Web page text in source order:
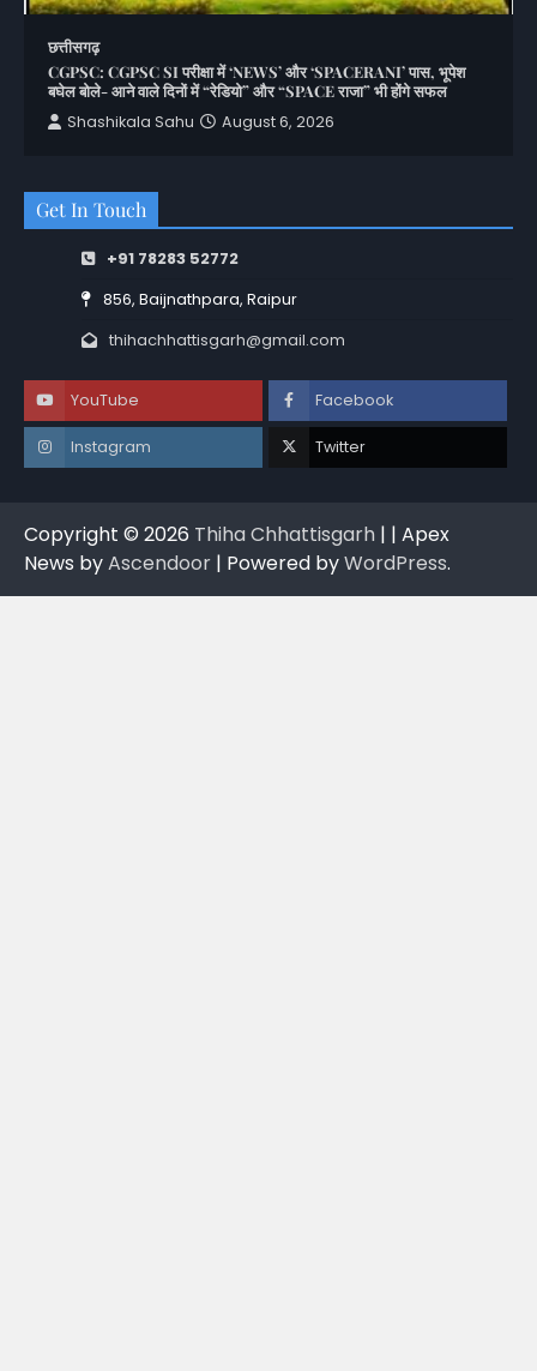
छत्तीसगढ़
CGPSC: CGPSC SI परीक्षा में ‘NEWS’ और ‘SPACERANI’ पास, भूपेश
बघेल बोले- आने वाले दिनों में “रेडियो” और “SPACE राजा” भी होंगे सफल
Shashikala Sahu
August 6, 2026
Get In Touch
+91 78283 52772
856, Baijnathpara, Raipur
thihachhattisgarh@gmail.com
YouTube Facebook
Instagram Twitter
Copyright © 2026 Thiha Chhattisgarh | | Apex
News byAscendoor | Powered byWordPress.